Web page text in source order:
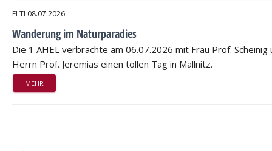
ELTI 08.07.2026
Wanderung im Naturparadies
Die 1 AHEL verbrachte am 06.07.2026 mit Frau Prof. Scheinig
Herrn Prof. Jeremias einen tollen Tag in Mallnitz.
MEHR